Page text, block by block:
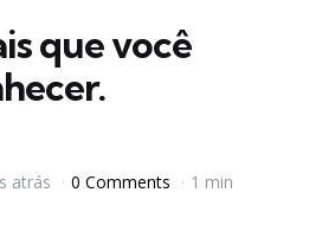
que você
atrás 0 Comments 1 min